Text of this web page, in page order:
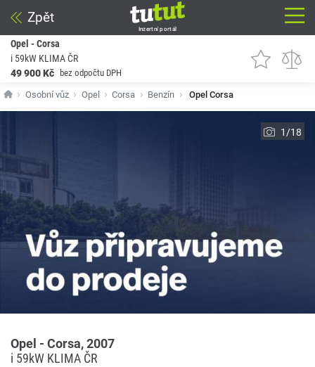
Zpět
Inzertní portál
Opel - Corsa
i 59kW KLIMA ČR
49 900 Kč
bez odpočtu DPH
Osobní vůz Opel Corsa Benzín Opel Corsa
1/18
Opel - Corsa, 2007
i 59kW KLIMA ČR